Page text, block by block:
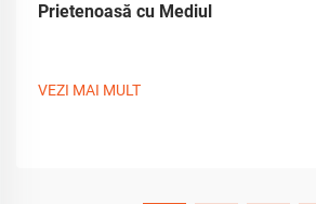
Prietenoasă cu Mediul
VEZI MAI MULT